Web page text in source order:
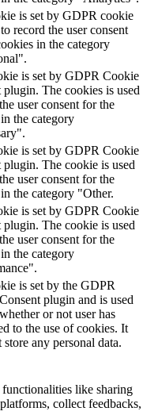
is set by GDPR cookie
record the user consent
in the category
is set by GDPR Cookie
plugin. The cookies is used
user consent for the
the category
is set by GDPR Cookie
plugin. The cookie is used
user consent for the
the category "Other.
is set by GDPR Cookie
plugin. The cookie is used
user consent for the
the category
is set by the GDPR
plugin and is used
or not user has
to the use of cookies. It
store any personal data.
like sharing
collect feedbacks,